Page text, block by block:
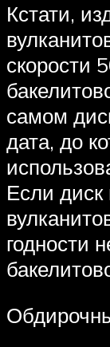
Кстати,
скорости
самом
дата, до
Если
годности